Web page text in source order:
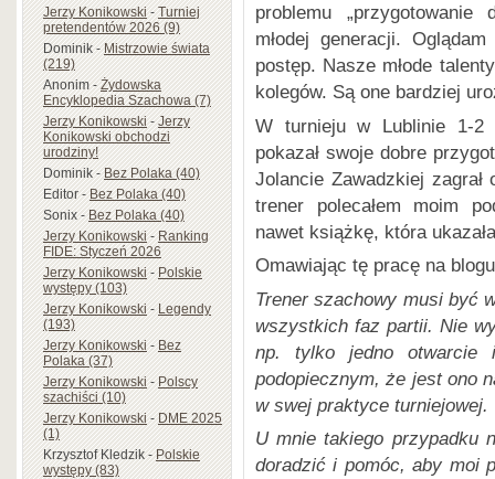
Jerzy Konikowski-Turniej
pretendentów 2026 (9)
Dominik-Mistrzowie świata
(219)
Anonim-Żydowska
Encyklopedia Szachowa (7)
Jerzy Konikowski-Jerzy
Konikowski obchodzi
urodziny!
Dominik-Bez Polaka (40)
Editor-Bez Polaka (40)
Sonix-Bez Polaka (40)
Jerzy Konikowski-Ranking
FIDE: Styczeń 2026
Jerzy Konikowski-Polskie
występy (103)
Jerzy Konikowski-Legendy
(193)
Jerzy Konikowski-Bez
Polaka (37)
Jerzy Konikowski-Polscy
szachiści (10)
Jerzy Konikowski-DME 2025
(1)
Krzysztof Kledzik-Polskie
występy (83)
problemu „przygotowanie
młodej generacji.
postęp. Nasze młode
kolegów. Są one bardziej
W turnieju w Lublinie 1-2
pokazał swoje dobre
Jolancie Zawadzkiej
trener polecałem moim
nawet książkę, która
Omawiając tę pracę na
Trener szachowy musi być
wszystkich faz partii. Nie
np. tylko jedno otwarcie
podopiecznym, że jest ono
w swej praktyce turniejowej.
U mnie takiego przypadku
doradzić i pomóc, aby moi